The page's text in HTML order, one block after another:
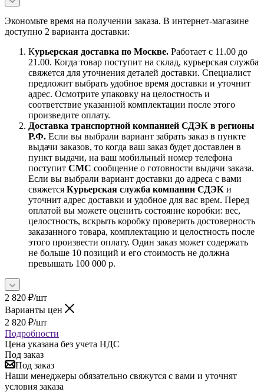
Экономьте время на получении заказа. В интернет-магазине
доступно 2 варианта доставки:
Курьерская доставка по Москве. Работает с 11.00 до
21.00. Когда товар поступит на склад, курьерская служба
свяжется для уточнения деталей доставки. Специалист
предложит выбрать удобное время доставки и уточнит
адрес. Осмотрите упаковку на целостность и
соответствие указанной комплектации после этого
произведите оплату.
Доставка транспортной компанией СДЭК в регионы
Р.Ф. Если вы выбрали вариант забрать заказ в пункте
выдачи заказов, то когда ваш заказ будет доставлен в
пункт выдачи, на ваш мобильный номер телефона
поступит СМС сообщение о готовности выдачи заказа.
Если вы выбрали вариант доставки до адреса с вами
свяжется Курьерская служба компании СДЭК и
уточнит адрес доставки и удобное для вас врем. Перед
оплатой вы можете оценить состояние коробки: вес,
целостность, вскрыть коробку проверить достоверность
заказанного товара, комплектацию и целостность после
этого произвести оплату. Один заказ может содержать
не больше 10 позиций и его стоимость не должна
превышать 100 000 р.
2 820 ₽/шт
Варианты цен
2 820 ₽/шт
Подробности
Цена указана без учета НДС
Под заказ
Под заказ
Наши менеджеры обязательно свяжутся с вами и уточнят
условия заказа